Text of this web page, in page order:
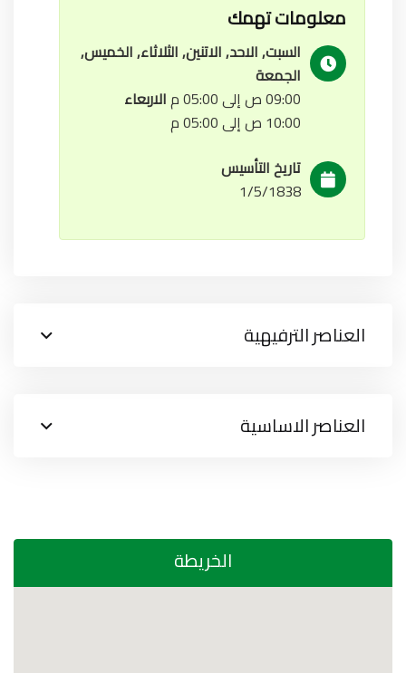
معلومات تهمك
السبت, الاحد, الاتنين, الثلاثاء, الخميس,
الجمعة
09:00 ص إلى 05:00 م
الاربعاء
10:00 ص إلى 05:00 م
تاريخ التأسيس
1/5/1838
العناصر الترفيهية
العناصر الاساسية
الخريطة